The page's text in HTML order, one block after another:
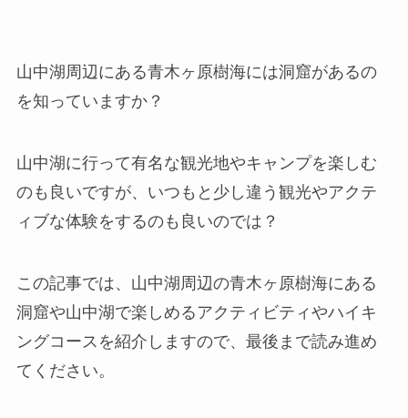
山中湖周辺にある青木ヶ原樹海には洞窟があるの
を知っていますか？
山中湖に行って有名な観光地やキャンプを楽しむ
のも良いですが、いつもと少し違う観光やアクテ
ィブな体験をするのも良いのでは？
この記事では、山中湖周辺の青木ヶ原樹海にある
洞窟や山中湖で楽しめるアクティビティやハイキ
ングコースを紹介しますので、最後まで読み進め
てください。